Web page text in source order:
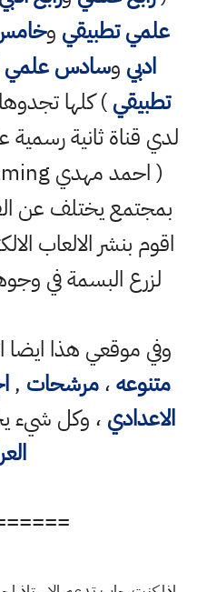
علمي تطبيقي و
ادبي وسادس علمي
تطبيقي) كلها
لدي قناة ثانية
بمجتمع يختلف عن
اقوم بنشر الالعاب
لزرع البسمة في
وفي موقعي هذا ايضا
متنوعه،مرشحات ,
الاعدادي ، وكل